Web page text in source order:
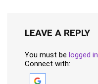
LEAVE A REPLY
You must be logged in
Connect with: